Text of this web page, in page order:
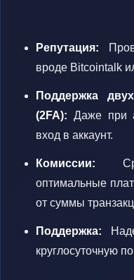
Репутация:
вроде Bitcointalk
Поддержка
(2FA): Даже при
вход в аккаунт.
Комиссии:
оптимальные
от суммы
Поддержка:
круглосуточную